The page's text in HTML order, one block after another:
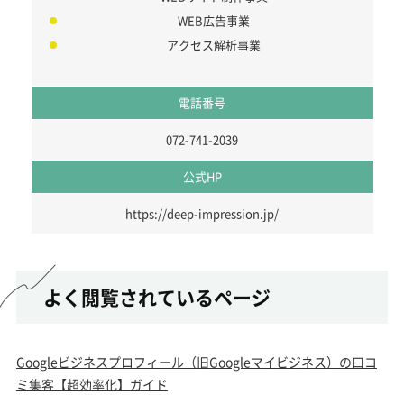
WEB広告事業
アクセス解析事業
電話番号
072-741-2039
公式HP
https://deep-impression.jp/
よく閲覧されているページ
Googleビジネスプロフィール（旧Googleマイビジネス）の口コ
ミ集客【超効率化】ガイド